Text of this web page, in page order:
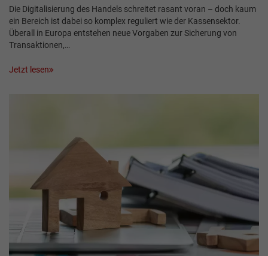
Die Digitalisierung des Handels schreitet rasant voran – doch kaum
ein Bereich ist dabei so komplex reguliert wie der Kassensektor.
Überall in Europa entstehen neue Vorgaben zur Sicherung von
Transaktionen,…
Jetzt lesen